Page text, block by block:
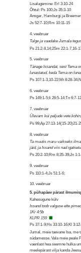
Lisalugemine: Erl 3:10-24
Õhtul: Ps 100;Js 35:3-10
Ansgar, Hamburgi ja
Js 52:7-10;Rm 10:11-15
4. veebruar
Tulge ja vaadake Jumala
Ps 21:2-8,14;2Sm 22:1-7,16-
5. veebruar
Tänage Issandat, sest Tema
lunastatud, keda Tema on
Ps 107:1-3,10-22;Mt 8:28-
6. veebruar
Ps 149:1-5;Ii 26:5-14;Tn 6:7-
7. veebruar
Ülevam kui paljude vete
Ps 99;Ap 27:13-14(15-20)21-
8. veebruar
Ta muutis maru vaikseks
jäid, ja Issand viis nad
Ps 20:2-10;Rm 8:35-39;Jn
9. veebruar
Ps 110:1-4;Js 51:1-6;
10. veebruar
5. pühapäev pärast
Kahesugune külv
Issand toob valguse ette
1Kr 4:5b
KLPR 159
Ps 37:1-9;Hs 33:10-16;Kl
Jumal, meie taevane Isa, me
südamesse. Vala meie peale
vaenlast hea seemne hulka
meelepärast vilja kanda